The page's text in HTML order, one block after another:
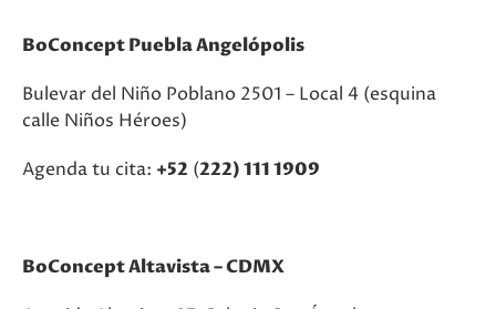
BoConcept Puebla Angelópolis
Bulevar del Niño Poblano 2501 – Local 4 (esquina
calle Niños Héroes)
Agenda tu cita: +52 (222) 111 1909
BoConcept Altavista – CDMX